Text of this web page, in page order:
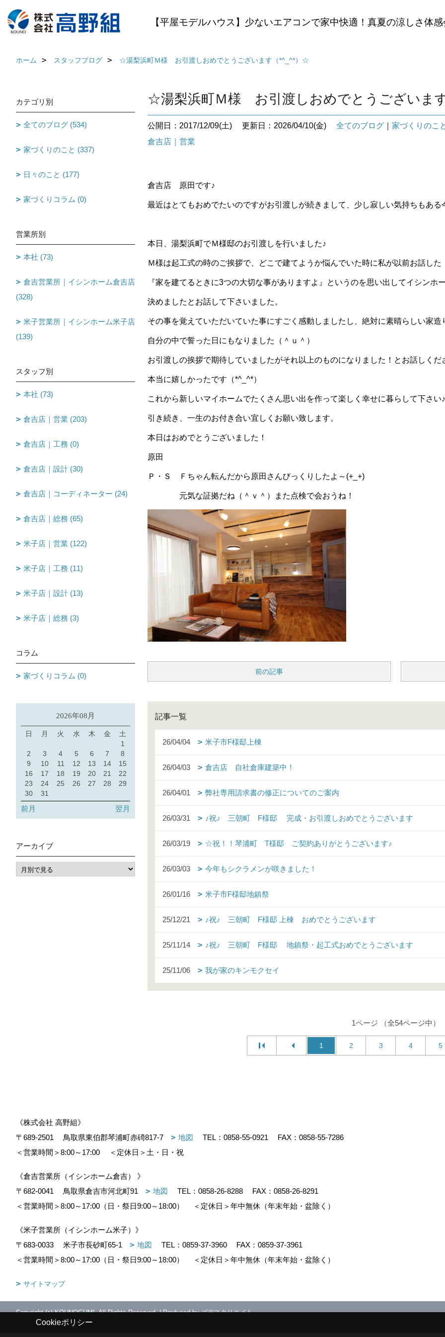
【平屋モデルハウス】少ないエアコンで家中快適！真夏の涼しさ体感
ホーム スタッフブログ ☆湯梨浜町Ｍ様 お引渡しおめでとうございます（*^_^*）☆
☆湯梨浜町Ｍ様 お引渡しおめでとうございま
公開日：2017/12/09(土) 更新日：2026/04/10(金) 全てのブログ
家づくりのこ
倉吉店｜営業
倉吉店 原田です♪
最近はとてもおめでたいのですがお引渡しが続きまして、少し寂しい気持ちもある
本日、湯梨浜町でＭ様邸のお引渡しを行いました♪
Ｍ様は起工式の時のご挨拶で、どこで建てようか悩んでいた時に私が以前お話した
『家を建てるときに3つの大切な事がありますよ』というのを思い出してイシンホ
決めましたとお話して下さいました。
その事を覚えていただいていた事にすごく感動しましたし、絶対に素晴らしい家造
自分の中で誓った日にもなりました（＾ｕ＾）
お引渡しの挨拶で期待していましたがそれ以上のものになりました！とお話しくだ
本当に嬉しかったです（*^_^*）
これから新しいマイホームでたくさん思い出を作って楽しく幸せに暮らして下さい♪
引き続き、一生のお付き合い宜しくお願い致します。
本日はおめでとうございました！
原田
Ｐ・Ｓ Ｆちゃん転んだから原田さんびっくりしたよ～(+_+)
元気な証拠だね（＾ｖ＾）また点検で会おうね！
前の記事
記事一覧
26/04/04 米子市F様邸上棟
26/04/03 倉吉店 自社倉庫建築中！
26/04/01 弊社専用請求書の修正についてのご案内
26/03/31 ♪祝♪ 三朝町 F様邸 完成・お引渡しおめでとうございます
26/03/19 ☆祝！！琴浦町 T様邸 ご契約ありがとうございます♪
26/03/03 今年もシクラメンが咲きました！
26/01/16 米子市F様邸地鎮祭
25/12/21 ♪祝♪ 三朝町 F様邸 上棟 おめでとうございます
25/11/14 ♪祝♪ 三朝町 F様邸 地鎮祭・起工式おめでとうございます
25/11/06 我が家のキンモクセイ
1ページ （全54ページ中）
1 2 3 4 5
カテゴリ別
全てのブログ (534)
家づくりのこと (337)
日々のこと (177)
家づくりコラム (0)
営業所別
本社 (73)
倉吉営業所｜イシンホーム倉吉店
(328)
米子営業所｜イシンホーム米子店
(139)
スタッフ別
本社 (73)
倉吉店｜営業 (203)
倉吉店｜工務 (0)
倉吉店｜設計 (30)
倉吉店｜コーディネーター (24)
倉吉店｜総務 (65)
米子店｜営業 (122)
米子店｜工務 (11)
米子店｜設計 (13)
米子店｜総務 (3)
コラム
家づくりコラム (0)
2026年08月
日 月 火 水 木 金
土
1
2
3 4 5 6 7
8
9
10 11 12 13 14
15
16
17 18 19 20 21
22
23
24 25 26 27 28
29
30
31
前月 翌月
アーカイブ
《株式会社 高野組》
〒689-2501
鳥取県東伯郡琴浦町赤碕817-7 地図 TEL： 0858-55-0921
FAX：0858-55-7286
＜営業時間＞8:00～17:00
＜定休日＞土・日・祝
《倉吉営業所（イシンホーム倉吉） 》
〒682-0041
鳥取県倉吉市河北町91 地図 TEL： 0858-26-8288
FAX：0858-26-8291
＜営業時間＞8:00～17:00（日・祭日9:00～18:00）
＜定休日＞年中無休（年末年始・盆除く）
《米子営業所（イシンホーム米子）》
〒683-0033
米子市長砂町65-1 地図 TEL： 0859-37-3960
FAX：0859-37-3961
＜営業時間＞8:00～17:00（日・祭日9:00～18:00）
＜定休日＞年中無休（年末年始・盆除く）
サイトマップ
Copyright (c) KOUNOGUMI. All Rights Reserved.|Produced byゴデスクリエイト
Cookieポリシー